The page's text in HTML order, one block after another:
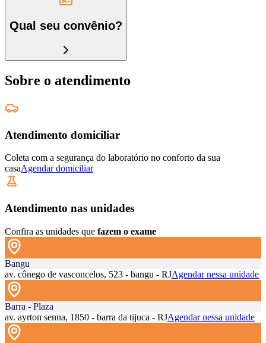
Qual seu convênio?
Sobre o atendimento
Atendimento domiciliar
Coleta com a segurança do laboratório no conforto da sua
casaAgendar domiciliar
Atendimento nas unidades
Confira as unidades que fazem o exame
Bangu
av. cônego de vasconcelos, 523 - bangu - RJAgendar nessa unidade
Barra - Plaza
av. ayrton senna, 1850 - barra da tijuca - RJAgendar nessa unidade